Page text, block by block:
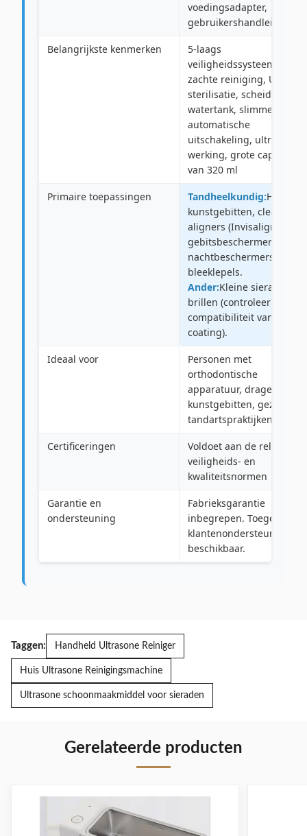
voedingsadapter,
gebruikershandleiding
Belangrijkste kenmerken
5-laags
veiligheidssysteem, 45
zachte reiniging, UV-
sterilisatie, scheidbare
watertank, slimme
automatische
uitschakeling, ultrastille
werking, grote capaciteit
van 320 ml
Primaire toepassingen Tandheelkundig:
kunstgebitten, clear
aligners (Invisalign),
gebitsbeschermers,
nachtbeschermers,
bleeklepels.
Ander:Kleine sieraden,
brillen (controleer de
compatibiliteit van de
coating).
Ideaal voor
Personen met
orthodontische
apparatuur, dragers van
kunstgebitten, gezinnen,
tandartspraktijken
Certificeringen
Voldoet aan de relevante
veiligheids- en
kwaliteitsnormen
Garantie en
ondersteuning
Fabrieksgarantie
inbegrepen. Toegewijde
klantenondersteuning
beschikbaar.
Taggen: Handheld Ultrasone Reiniger
Huis Ultrasone Reinigingsmachine
Ultrasone schoonmaakmiddel voor sieraden
Gerelateerde producten